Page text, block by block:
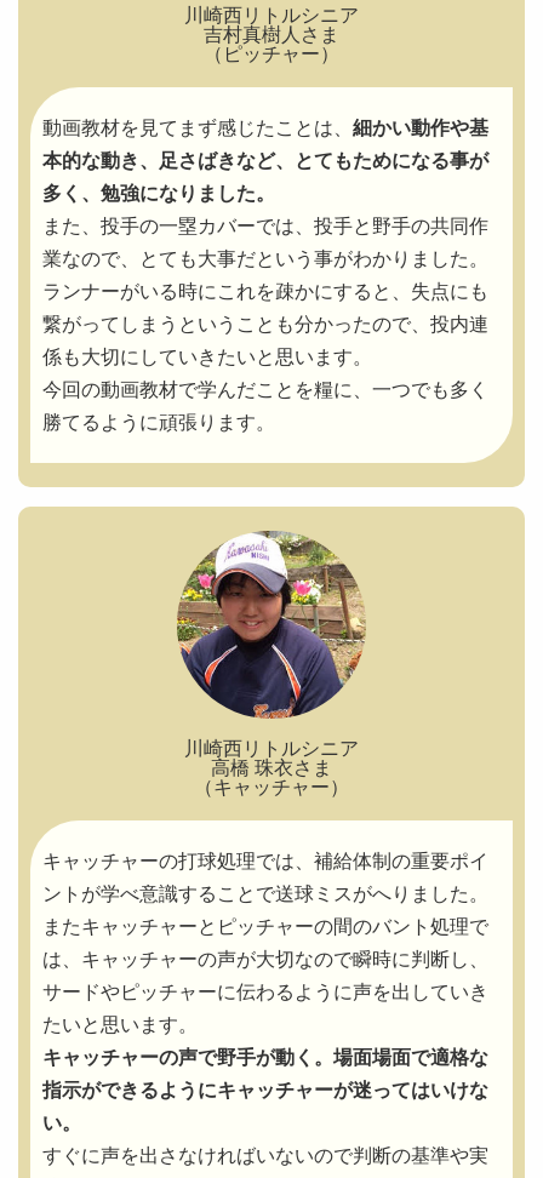
川崎西リトルシニア
吉村真樹人さま
（ピッチャー）
動画教材を見てまず感じたことは、 細かい動作や基
本的な動き、足さばきなど、とてもためになる事が
多く、勉強になりました。
また、投手の一塁カバーでは、投手と野手の共同作
業なので、とても大事だという事がわかりました。
ランナーがいる時にこれを疎かにすると、失点にも
繋がってしまうということも分かったので、投内連
係も大切にしていきたいと思います。
今回の動画教材で学んだことを糧に、一つでも多く
勝てるように頑張ります。
川崎西リトルシニア
高橋 珠衣さま
（キャッチャー）
キャッチャーの打球処理では、補給体制の重要ポイ
ントが学べ意識することで送球ミスがへりました。
またキャッチャーとピッチャーの間のバント処理で
は、キャッチャーの声が大切なので瞬時に判断し、
サードやピッチャーに伝わるように声を出していき
たいと思います。
キャッチャーの声で野手が動く。場面場面で適格な
指示ができるようにキャッチャーが迷ってはいけな
い。
すぐに声を出さなければいないので判断の基準や実